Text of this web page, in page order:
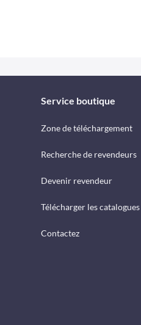
Service boutique
Zone de téléchargement
Recherche de revendeurs
Devenir revendeur
Télécharger les catalogues
Contactez